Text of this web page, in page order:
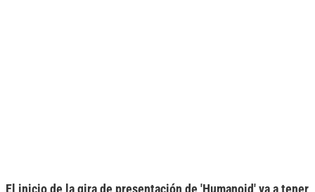
El inicio de la gira de presentación de 'Humanoid' va a tener